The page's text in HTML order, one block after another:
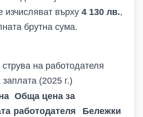
изчисляват върху 4 130 лв.,
брутна сума.
на работодателя
(2025 г.)
Обща цена за
работодателя
Бележки